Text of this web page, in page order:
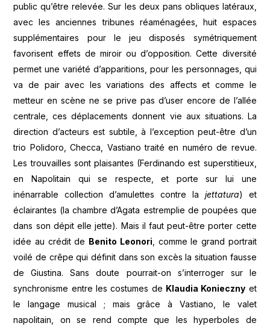
public qu’être relevée. Sur les deux pans obliques latéraux,
avec les anciennes tribunes réaménagées, huit espaces
supplémentaires pour le jeu disposés symétriquement
favorisent effets de miroir ou d’opposition. Cette diversité
permet une variété d’apparitions, pour les personnages, qui
va de pair avec les variations des affects et comme le
metteur en scène ne se prive pas d’user encore de l’allée
centrale, ces déplacements donnent vie aux situations. La
direction d’acteurs est subtile, à l’exception peut-être d’un
trio Polidoro, Checca, Vastiano traité en numéro de revue.
Les trouvailles sont plaisantes (Ferdinando est superstitieux,
en Napolitain qui se respecte, et porte sur lui une
inénarrable collection d’amulettes contre la jettatura) et
éclairantes (la chambre d’Agata estremplie de poupées que
dans son dépit elle jette). Mais il faut peut-être porter cette
idée au crédit de Benito Leonori , comme le grand portrait
voilé de crêpe qui définit dans son excès la situation fausse
de Giustina. Sans doute pourrait-on s’interroger sur le
synchronisme entre les costumes de Klaudia Konieczny et
le langage musical ; mais grâce à Vastiano, le valet
napolitain, on se rend compte que les hyperboles de